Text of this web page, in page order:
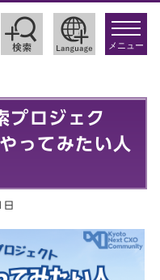
toggle
メニュー
プロジェク
ってみたい人